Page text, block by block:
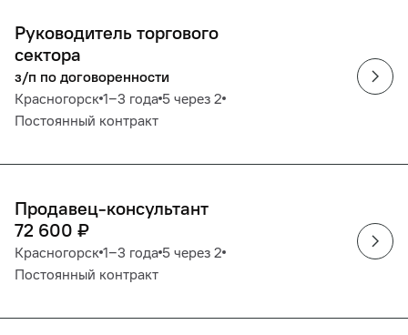
Руководитель торгового
сектора
з/п по договоренности
Красногорск 1‒3 года 5 через 2
Постоянный контракт
Продавец-консультант
72 600 ₽
Красногорск 1‒3 года 5 через 2
Постоянный контракт